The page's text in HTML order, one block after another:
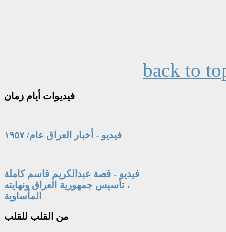
back to
فيديوات أيام زمان
فيديو - أخبار العراق عام/ ١٩٥٧
فيديو - قصة عبدالكريم قاسم كاملة
، تأسيس جمهورية العراق ونهايته
المأساوية
من القلب للقلب